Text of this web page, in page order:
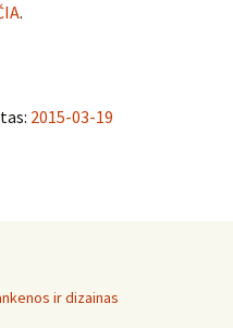
.
2015-03-19
ir dizainas